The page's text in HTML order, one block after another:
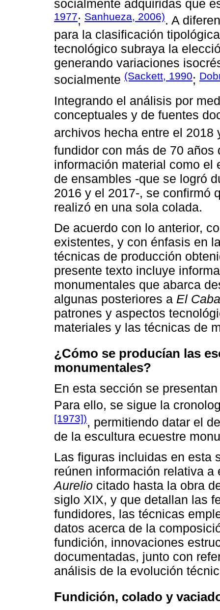
socialmente adquiridas que
1977; Sanhueza, 2006). A
para la clasificación
tecnológico subraya la
generando variaciones
socialmente (Sackett, 1990;
Integrando el análisis por
conceptuales y de fuentes
archivos hecha entre el 2018
fundidor con más de 70
información material como el
de ensambles -que se logró
2016 y el 2017-, se confirmó
realizó en una sola colada.
De acuerdo con lo anterior,
existentes, y con énfasis en
técnicas de producción
presente texto incluye
monumentales que abarca
algunas posteriores a El
patrones y aspectos
materiales y las técnicas de
¿Cómo se producían las
monumentales?
En esta sección se
Para ello, se sigue la
[1973]), permitiendo datar el
de la escultura ecuestre
Las figuras incluidas en esta
reúnen información relativa
Aurelio citado hasta la obra
siglo XIX, y que detallan las
fundidores, las técnicas
datos acerca de la
fundición, innovaciones
documentadas, junto con
análisis de la evolución
Fundición, colado y